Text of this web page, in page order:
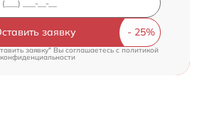
заявку
заявку" Вы соглашаетесь cполитикой
конфиденциальности